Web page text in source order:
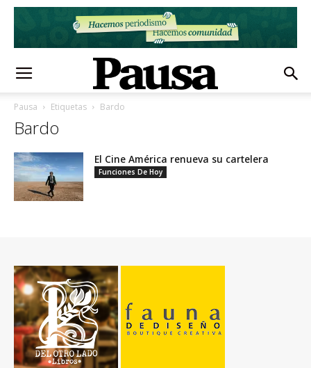
Pausa Etiquetas Bardo
Bardo
El Cine América renueva su cartelera
Funciones De Hoy